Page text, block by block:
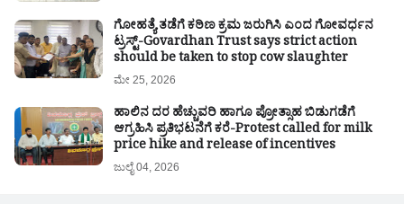
ಗೋಹತ್ಯೆ ತಡೆಗೆ ಕಠಿಣ ಕ್ರಮ ಜರುಗಿಸಿ ಎಂದ ಗೋವರ್ಧನ
ಟ್ರಸ್ಟ್-Govardhan Trust says strict action
should be taken to stop cow slaughter
ಮೇ 25, 2026
ಹಾಲಿನ ದರ ಹೆಚ್ಚುವರಿ ಹಾಗೂ ಪ್ರೋತ್ಸಾಹ ಬಿಡುಗಡೆಗೆ
ಆಗ್ರಹಿಸಿ ಪ್ರತಿಭಟನೆಗೆ ಕರೆ-Protest called for milk
price hike and release of incentives
ಜುಲೈ 04, 2026